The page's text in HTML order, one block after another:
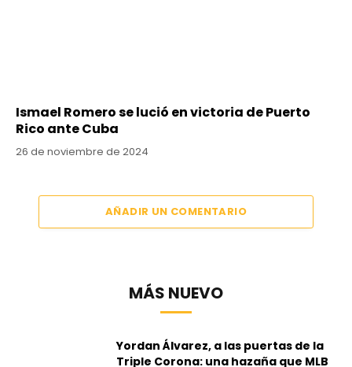
Ismael Romero se lució en victoria de Puerto
Rico ante Cuba
26 de noviembre de 2024
AÑADIR UN COMENTARIO
MÁS NUEVO
Yordan Álvarez, a las puertas de la
Triple Corona: una hazaña que MLB